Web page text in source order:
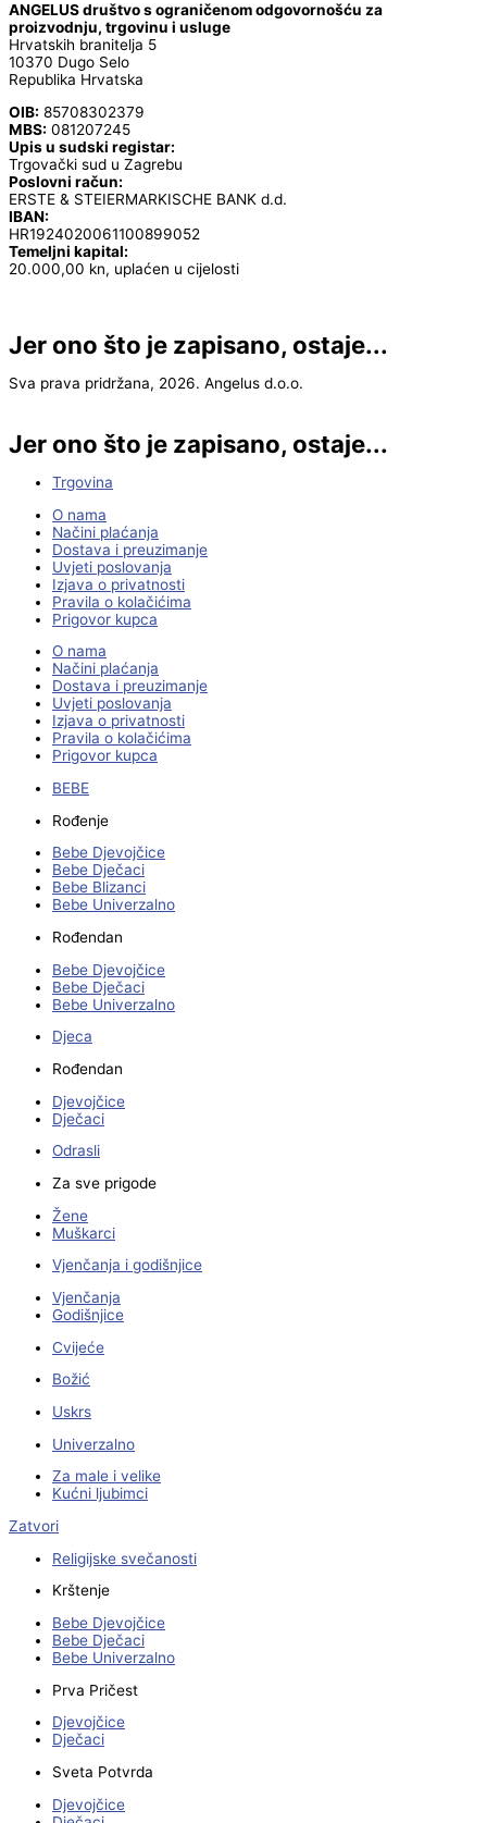
ANGELUS društvo s ograničenom odgovornošću za
proizvodnju, trgovinu i usluge
Hrvatskih branitelja 5
10370 Dugo Selo
Republika Hrvatska
OIB: 85708302379
MBS: 081207245
Upis u sudski registar:
Trgovački sud u Zagrebu
Poslovni račun:
ERSTE & STEIERMARKISCHE BANK d.d.
IBAN:
HR1924020061100899052
Temeljni kapital:
20.000,00 kn, uplaćen u cijelosti
Jer ono što je zapisano, ostaje...
Sva prava pridržana, 2026. Angelus d.o.o.
Jer ono što je zapisano, ostaje...
Trgovina
O nama
Načini plaćanja
Dostava i preuzimanje
Uvjeti poslovanja
Izjava o privatnosti
Pravila o kolačićima
Prigovor kupca
O nama
Načini plaćanja
Dostava i preuzimanje
Uvjeti poslovanja
Izjava o privatnosti
Pravila o kolačićima
Prigovor kupca
BEBE
Rođenje
Bebe Djevojčice
Bebe Dječaci
Bebe Blizanci
Bebe Univerzalno
Rođendan
Bebe Djevojčice
Bebe Dječaci
Bebe Univerzalno
Djeca
Rođendan
Djevojčice
Dječaci
Odrasli
Za sve prigode
Žene
Muškarci
Vjenčanja i godišnjice
Vjenčanja
Godišnjice
Cvijeće
Božić
Uskrs
Univerzalno
Za male i velike
Kućni ljubimci
Zatvori
Religijske svečanosti
Krštenje
Bebe Djevojčice
Bebe Dječaci
Bebe Univerzalno
Prva Pričest
Djevojčice
Dječaci
Sveta Potvrda
Djevojčice